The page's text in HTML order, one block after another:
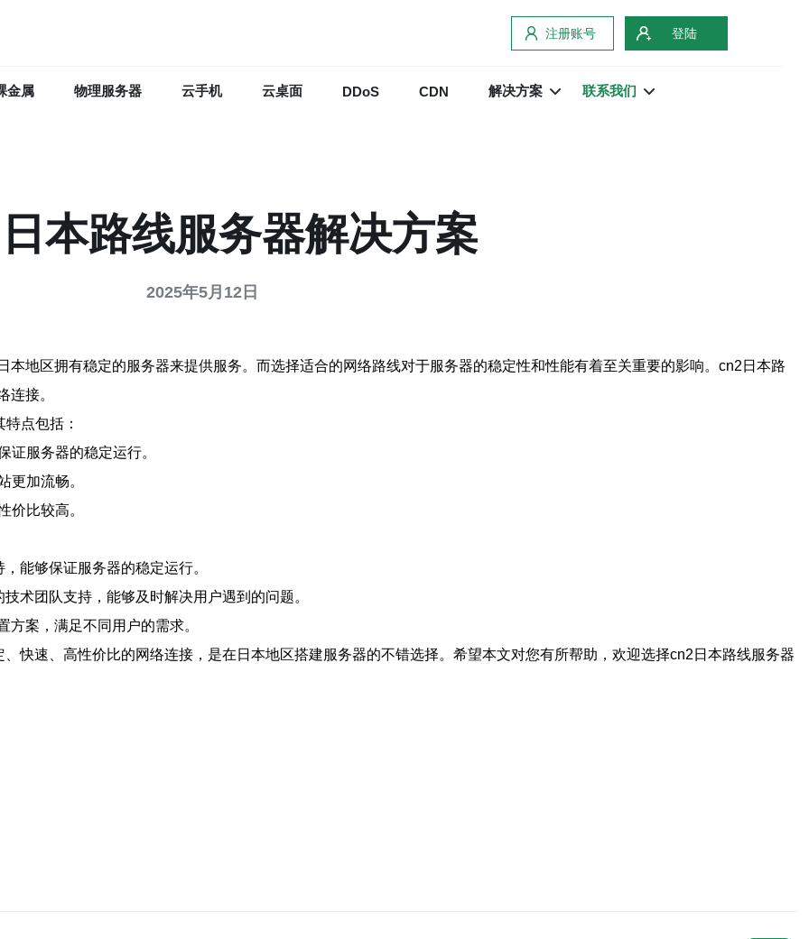
注册账号 登陆
金属 物理服务器 云手机 云桌面 DDoS CDN 解决方案 联系我们
本路线服务器解决方案
2025年5月12日
地区拥有稳定的服务器来提供服务。而选择适合的网络路线对于服务器的稳定性和性能有着至关重要的影响。cn2日本路
连接。
点包括：
证服务器的稳定运行。
更加流畅。
价比较高。
能够保证服务器的稳定运行。
术团队支持，能够及时解决用户遇到的问题。
案，满足不同用户的需求。
快速、高性价比的网络连接，是在日本地区搭建服务器的不错选择。希望本文对您有所帮助，欢迎选择cn2日本路线服务器